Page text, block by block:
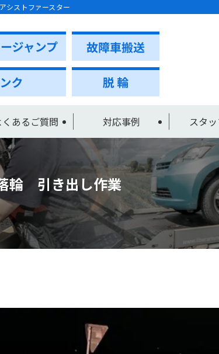
シストファースター
くあるご質問 対応事例 スタ
引き出し作業